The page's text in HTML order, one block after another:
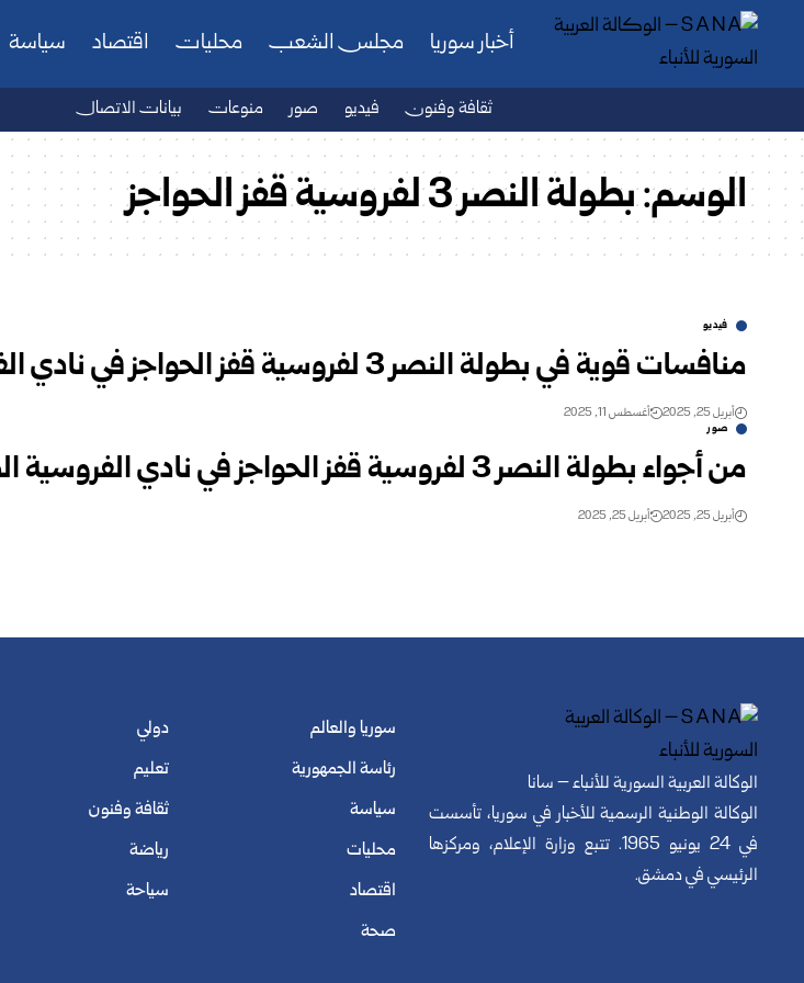
أخبار سوريا مجلس الشعب محليات اقتصاد سياسة
ثقافة وفنون فيديو صور منوعات بيانات الاتصال
الوسم:بطولة النصر 3 لفروسية قفز الحواجز
فيديو
منافسات قوية في بطولة النصر 3 لفروسية قفز الحواجز في نادي الفروسية المركزي بالديماس
أبريل 25, 2025 أغسطس 11, 2025
صور
من أجواء بطولة النصر 3 لفروسية قفز الحواجز في نادي الفروسية المركزي بالديماس في ريف دمشق
أبريل 25, 2025 أبريل 25, 2025
الوكالة العربية السورية للأنباء – سانا
الوكالة الوطنية الرسمية للأخبار في سوريا، تأسست
في 24 يونيو 1965. تتبع وزارة الإعلام، ومركزها
الرئيسي في دمشق.
سوريا والعالم
رئاسة الجمهورية
سياسة
محليات
اقتصاد
صحة
دولي
تعليم
ثقافة وفنون
رياضة
سياحة